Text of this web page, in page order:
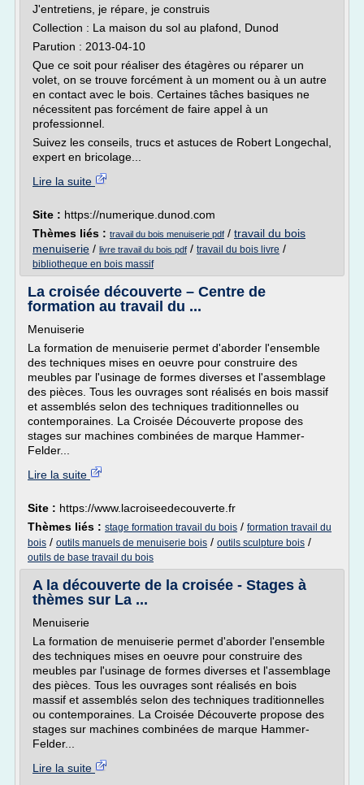
J'entretiens, je répare, je construis
Collection : La maison du sol au plafond, Dunod
Parution : 2013-04-10
Que ce soit pour réaliser des étagères ou réparer un
volet, on se trouve forcément à un moment ou à un autre
en contact avec le bois. Certaines tâches basiques ne
nécessitent pas forcément de faire appel à un
professionnel.
Suivez les conseils, trucs et astuces de Robert Longechal,
expert en bricolage...
Lire la suite
Site : https://numerique.dunod.com
Thèmes liés : travail du bois menuiserie pdf / travail du bois
menuiserie / livre travail du bois pdf / travail du bois livre /
bibliotheque en bois massif
La croisée découverte – Centre de
formation au travail du ...
Menuiserie
La formation de menuiserie permet d'aborder l'ensemble
des techniques mises en oeuvre pour construire des
meubles par l'usinage de formes diverses et l'assemblage
des pièces. Tous les ouvrages sont réalisés en bois massif
et assemblés selon des techniques traditionnelles ou
contemporaines. La Croisée Découverte propose des
stages sur machines combinées de marque Hammer-
Felder...
Lire la suite
Site : https://www.lacroiseedecouverte.fr
Thèmes liés : stage formation travail du bois / formation travail du
bois / outils manuels de menuiserie bois / outils sculpture bois /
outils de base travail du bois
A la découverte de la croisée - Stages à
thèmes sur La ...
Menuiserie
La formation de menuiserie permet d'aborder l'ensemble
des techniques mises en oeuvre pour construire des
meubles par l'usinage de formes diverses et l'assemblage
des pièces. Tous les ouvrages sont réalisés en bois
massif et assemblés selon des techniques traditionnelles
ou contemporaines. La Croisée Découverte propose des
stages sur machines combinées de marque Hammer-
Felder...
Lire la suite